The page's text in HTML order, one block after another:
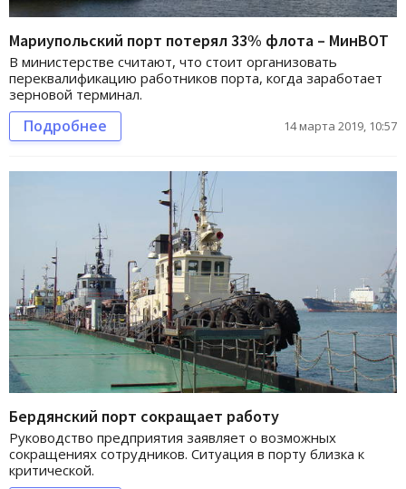
Мариупольский порт потерял 33% флота – МинВОТ
В министерстве считают, что стоит организовать
переквалификацию работников порта, когда заработает
зерновой терминал.
Подробнее 14 марта 2019, 10:57
Бердянский порт сокращает работу
Руководство предприятия заявляет о возможных
сокращениях сотрудников. Ситуация в порту близка к
критической.